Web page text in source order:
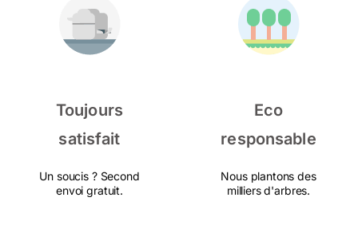
Toujours
satisfait
Un soucis ? Second
envoi gratuit.
Eco
responsable
Nous plantons des
milliers d'arbres.